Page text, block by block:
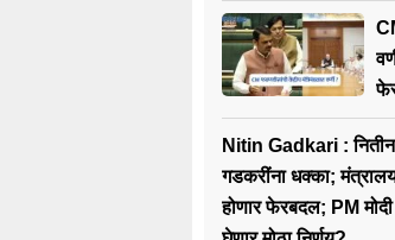
Nitin Gadkari : नितीन
गडकरींना धक्का;
होणार फेरबदल; PM मोदी